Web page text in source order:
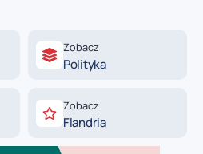
Zobacz
Polityka
Zobacz
Flandria